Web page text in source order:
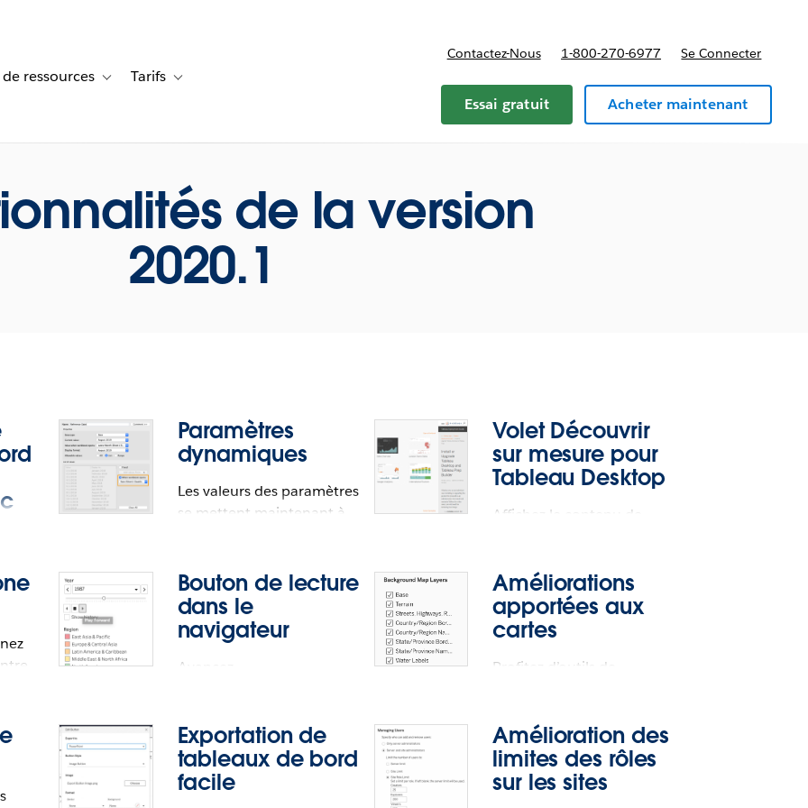
de cas for Solutions
ressources Toggle sub-navigation for Centre de ressources
Tarifs Toggle sub-navigation for Tarifs
Contactez-Nous 1-800-270-6977 Se Connecter
Essai gratuit Acheter maintenant
de la version
2020.1
Paramètres
dynamiques
Les valeurs des paramètres
se mettent maintenant à
Volet Découvrir
sur mesure pour
Tableau Desktop
Affichez le contenu de
Bouton de lecture
dans le
navigateur
Avancez
navigateur.
Améliorations
apportées aux
cartes
Profitez d’outils de
navigateur.
Exportation de
tableaux de bord
facile
Amélioration des
limites des rôles
sur les sites